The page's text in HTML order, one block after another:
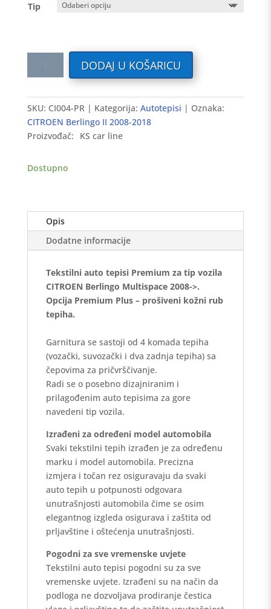
40,88 €
Tip
CITROEN
Berlingo
Multispace
2008-
Premium
DODAJ U KOŠARICU
SKU: CI004-PR Kategorija: Autotepisi
Oznaka:
CITROEN Berlingo II 2008-2018
Proizvođač:
KS car line
Dostupno
Opis
Dodatne informacije
Tekstilni auto tepisi Premium za tip vozila
CITROEN Berlingo Multispace 2008->.
Opcija Premium Plus – prošiveni kožni rub
tepiha.
Garnitura se sastoji od 4 komada tepiha
(vozački, suvozački i dva zadnja tepiha) sa
čepovima za pričvrščivanje.
Radi se o posebno dizajniranim i
prilagođenim auto tepisima za gore
navedeni tip vozila.
Izrađeni za određeni model automobila
Svaki tekstilni tepih izrađen je za određenu
marku i model automobila. Precizna
izmjera i točan rez osiguravaju da svaki
auto tepih u potpunosti odgovara
unutrašnjosti automobila čime se osim
elegantnog izgleda osigurava i zaštita od
prljavštine i oštećenja unutrašnjosti.
Pogodni za sve vremenske uvjete
Tekstilni auto tepisi pogodni su za sve
vremenske uvjete. Izrađeni su na način da
podloga ne dozvoljava prodiranje čestica